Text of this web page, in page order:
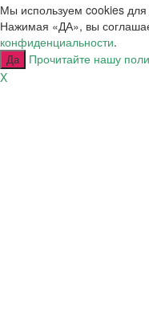
Мы используем cookies для
Нажимая «ДА», вы
конфиденциальности.
Да
Прочитайте нашу
X